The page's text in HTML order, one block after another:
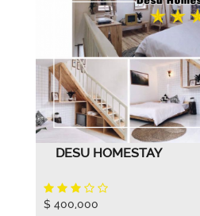
DESU HOMESTAY
$ 400,000